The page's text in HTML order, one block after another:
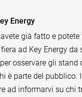
Energy
già fatto e potete
ad Key Energy da
osservare gli stand
è parte del pubblico.
ad informarvi su chi